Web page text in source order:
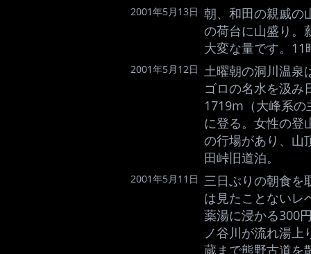
2001年5月13日 朝、和田の親戚の
の荷台に山盛り。
大変な量です。11
2001年5月12日 土曜朝の洞川温泉
ゴロの名水を汲み
1719m（大峰系
に登る。女性の登
の行場があり、山
田峠旧道泊。
2001年5月11日 三日ぶりの朝食を
は見たことないレ
薬湯に浸かる300
ノ谷川が流れ湯上
蔵まで熊野古道を